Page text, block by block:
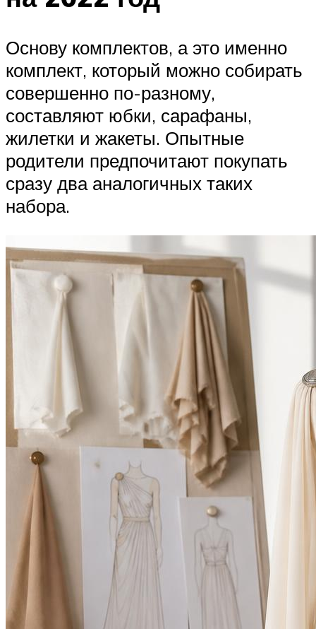
Основу комплектов, а это именно
комплект, который можно собирать
совершенно по-разному,
составляют юбки, сарафаны,
жилетки и жакеты. Опытные
родители предпочитают покупать
сразу два аналогичных таких
набора.